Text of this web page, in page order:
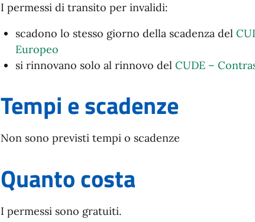
I permessi di transito per invalidi:
scadono lo stesso giorno della scadenza del
Europeo
si rinnovano solo al rinnovo del CUDE –
Tempi e scadenze
Non sono previsti tempi o scadenze
Quanto costa
I permessi sono gratuiti.